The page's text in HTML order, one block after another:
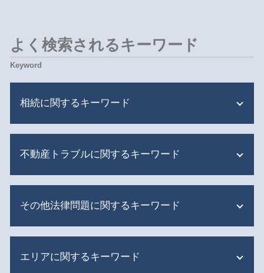
よく検索されるキーワード
相続に関するキーワード
相続 財産分与
限定承認 弁護士費用
遺産分割 異議申立期間
遺産分割 一部のみ
遺言書 無効 確認 難しい
不動産トラブルに関するキーワード
共有不動産 相続登記
共有不動産 家族信託
隣人トラブル 相談
その他法律問題に関するキーワード
刑事事件 相談
エリアに関するキーワード